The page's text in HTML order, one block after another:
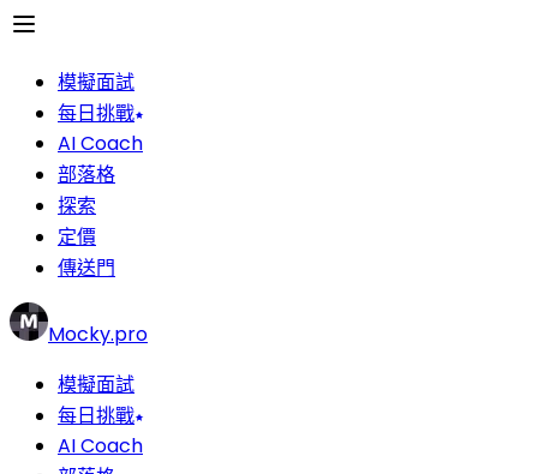
模擬面試
每日挑戰
AI Coach
部落格
探索
定價
傳送門
Mocky.pro
模擬面試
每日挑戰
AI Coach